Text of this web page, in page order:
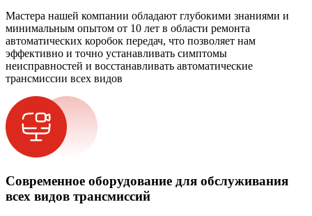
Мастера нашей компании обладают глубокими знаниями и
минимальным опытом от 10 лет в области ремонта
автоматических коробок передач, что позволяет нам
эффективно и точно устанавливать симптомы
неисправностей и восстанавливать автоматические
трансмиссии всех видов
Современное оборудование для обслуживания
всех видов трансмиссий